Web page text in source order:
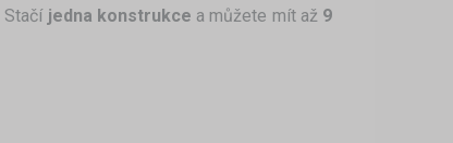
Stačíjedna konstrukce a můžete mít až9